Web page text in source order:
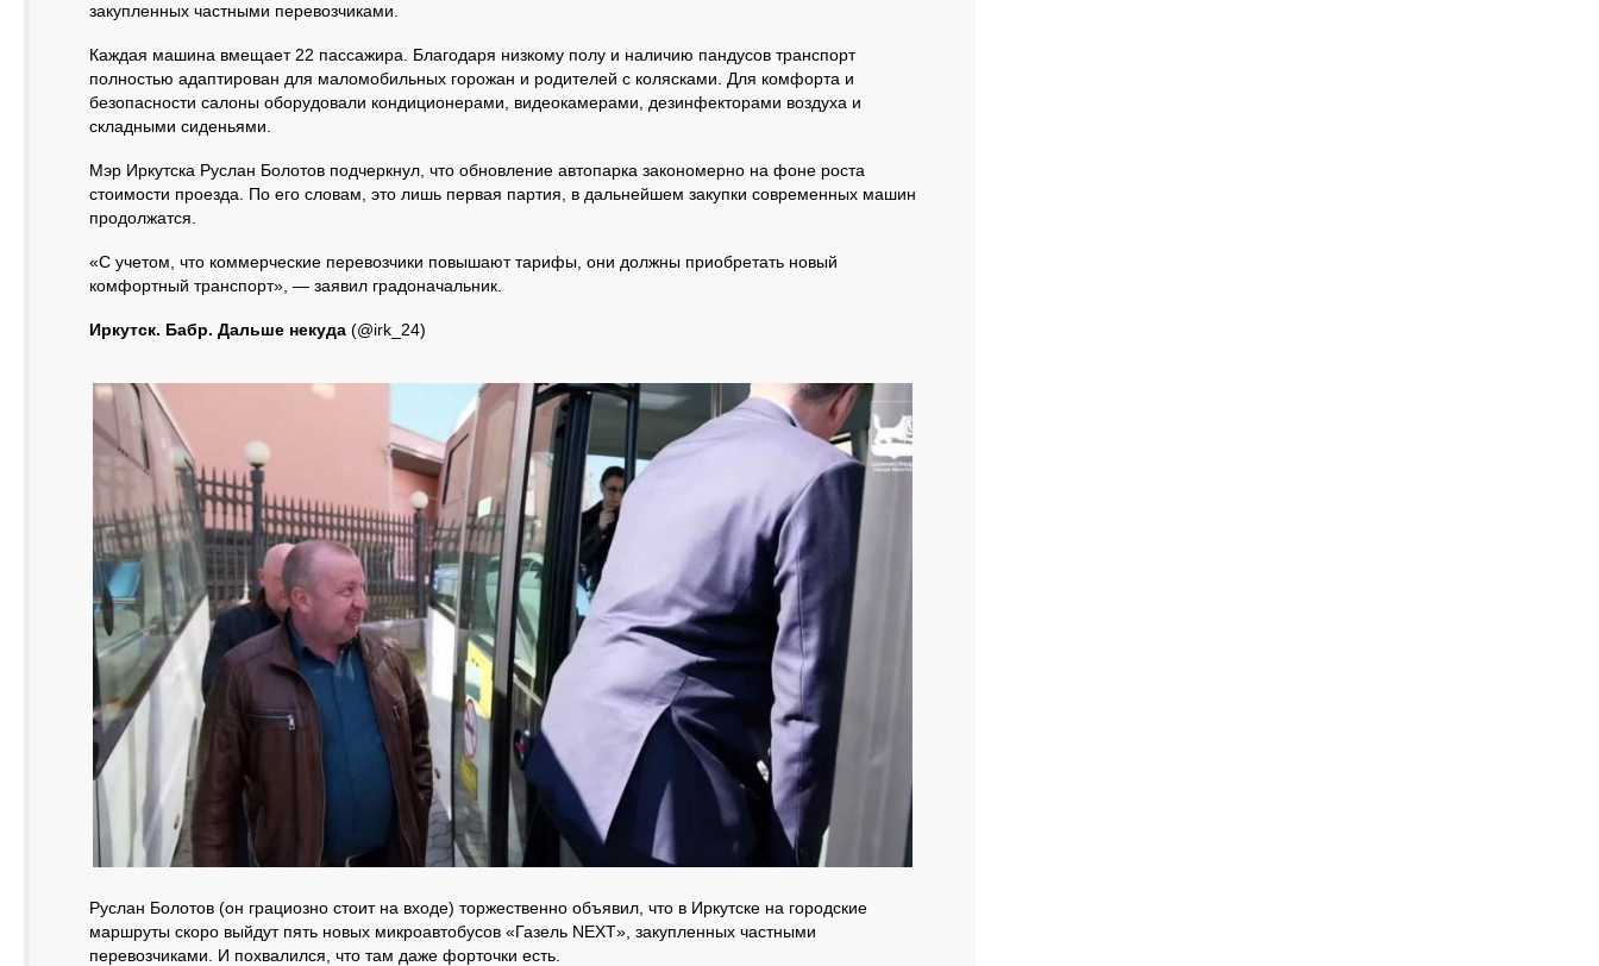
закупленных частными перевозчиками.
Каждая машина вмещает 22 пассажира. Благодаря низкому полу и наличию пандусов транспорт
полностью адаптирован для маломобильных горожан и родителей с колясками. Для комфорта и
безопасности салоны оборудовали кондиционерами, видеокамерами, дезинфекторами воздуха и
складными сиденьями.
Мэр Иркутска Руслан Болотов подчеркнул, что обновление автопарка закономерно на фоне роста
стоимости проезда. По его словам, это лишь первая партия, в дальнейшем закупки современных машин
продолжатся.
«С учетом, что коммерческие перевозчики повышают тарифы, они должны приобретать новый
комфортный транспорт», — заявил градоначальник.
Иркутск. Бабр. Дальше некуда (@irk_24)
Руслан Болотов (он грациозно стоит на входе) торжественно объявил, что в Иркутске на городские
маршруты скоро выйдут пять новых микроавтобусов «Газель NEXT», закупленных частными
перевозчиками. И похвалился, что там даже форточки есть.